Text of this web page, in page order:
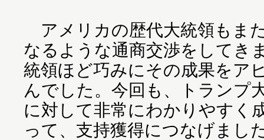
アメリカの歴代大統領もま
なるような通商交渉をしてき
統領ほど巧みにその成果をア
んでした。今回も、トランプ
に対して非常にわかりやすく
って、支持獲得につなげまし